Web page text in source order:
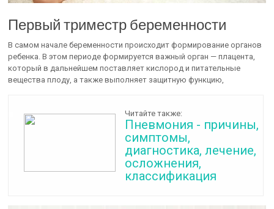
Первый триместр беременности
В самом начале беременности происходит формирование органов
ребенка. В этом периоде формируется важный орган — плацента,
который в дальнейшем поставляет кислород и питательные
вещества плоду, а также выполняет защитную функцию,
Читайте также:
Пневмония - причины,
симптомы,
диагностика, лечение,
осложнения,
классификация